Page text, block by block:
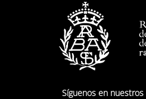
Síguenos en